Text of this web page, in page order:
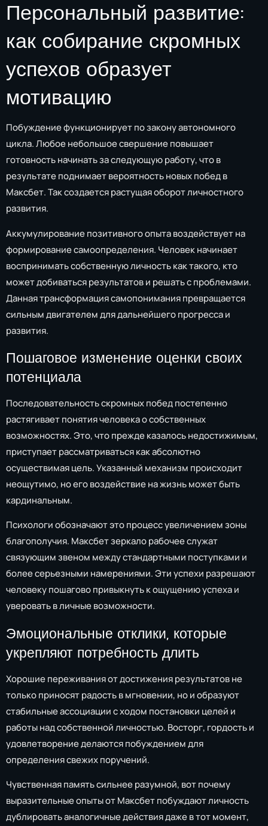
Персональный развитие:
как собирание скромных
успехов образует
мотивацию
Побуждение функционирует по закону автономного
цикла. Любое небольшое свершение повышает
готовность начинать за следующую работу, что в
результате поднимает вероятность новых побед в
Максбет. Так создается растущая оборот личностного
развития.
Аккумулирование позитивного опыта воздействует на
формирование самоопределения. Человек начинает
воспринимать собственную личность как такого, кто
может добиваться результатов и решать с проблемами.
Данная трансформация самопонимания превращается
сильным двигателем для дальнейшего прогресса и
развития.
Пошаговое изменение оценки своих
потенциала
Последовательность скромных побед постепенно
растягивает понятия человека о собственных
возможностях. Это, что прежде казалось недостижимым,
приступает рассматриваться как абсолютно
осуществимая цель. Указанный механизм происходит
неощутимо, но его воздействие на жизнь может быть
кардинальным.
Психологи обозначают это процесс увеличением зоны
благополучия. Максбет зеркало рабочее служат
связующим звеном между стандартными поступками и
более серьезными намерениями. Эти успехи разрешают
человеку пошагово привыкнуть к ощущению успеха и
уверовать в личные возможности.
Эмоциональные отклики, которые
укрепляют потребность длить
Хорошие переживания от достижения результатов не
только приносят радость в мгновении, но и образуют
стабильные ассоциации с ходом постановки целей и
работы над собственной личностью. Восторг, гордость и
удовлетворение делаются побуждением для
определения свежих поручений.
Чувственная память сильнее разумной, вот почему
выразительные опыты от Максбет побуждают личность
дублировать аналогичные действия даже в тот момент,